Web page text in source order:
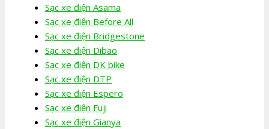
Sạc xe điện Asama
Sạc xe điện Before All
Sạc xe điện Bridgestone
Sạc xe điện Dibao
Sạc xe điện DK bike
Sạc xe điện DTP
Sạc xe điện Espero
Sạc xe điện Fuji
Sạc xe điện Gianya